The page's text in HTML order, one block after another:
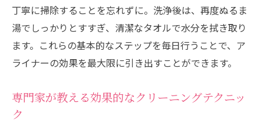
福岡でのクリーニング製品の選び方
クリーニングを継続するためのモチベーシ
ョン維持法
歯科医が教えるクリーニングの重要性
践的ガイド
丁寧に掃除することを忘れずに。洗浄後は、再度ぬるま
湯でしっかりとすすぎ、清潔なタオルで水分を拭き取り
ます。これらの基本的なステップを毎日行うことで、ア
ライナーの効果を最大限に引き出すことができます。
専門家が教える効果的なクリーニングテクニッ
ク